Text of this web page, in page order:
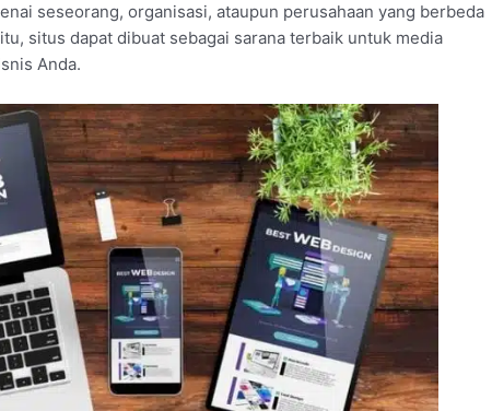
seseorang, organisasi, ataupun perusahaan yang berbeda
situs dapat dibuat sebagai sarana terbaik untuk media
Anda.